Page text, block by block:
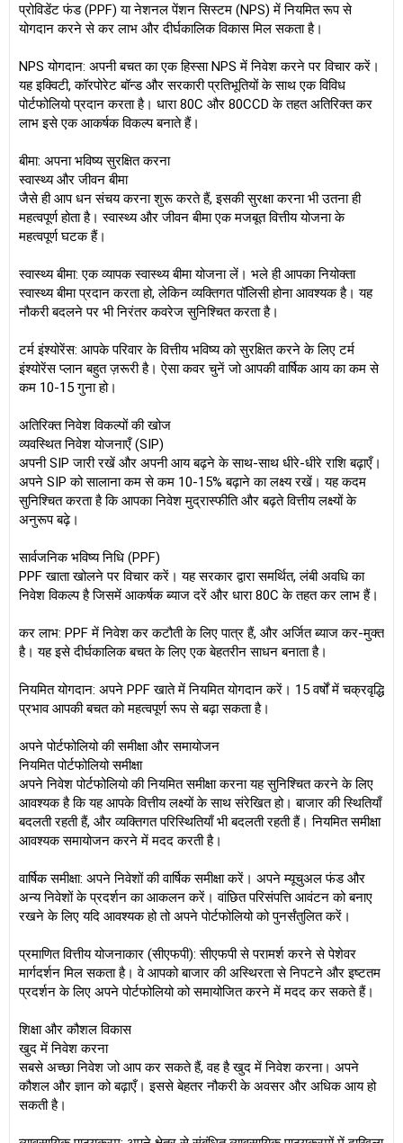
प्रोविडेंट फंड (PPF) या नेशनल पेंशन सिस्टम (NPS) में नियमित रूप से
योगदान करने से कर लाभ और दीर्घकालिक विकास मिल सकता है।
NPS योगदान: अपनी बचत का एक हिस्सा NPS में निवेश करने पर विचार करें।
यह इक्विटी, कॉरपोरेट बॉन्ड और सरकारी प्रतिभूतियों के साथ एक विविध
पोर्टफोलियो प्रदान करता है। धारा 80C और 80CCD के तहत अतिरिक्त कर
लाभ इसे एक आकर्षक विकल्प बनाते हैं।
बीमा: अपना भविष्य सुरक्षित करना
स्वास्थ्य और जीवन बीमा
जैसे ही आप धन संचय करना शुरू करते हैं, इसकी सुरक्षा करना भी उतना ही
महत्वपूर्ण होता है। स्वास्थ्य और जीवन बीमा एक मजबूत वित्तीय योजना के
महत्वपूर्ण घटक हैं।
स्वास्थ्य बीमा: एक व्यापक स्वास्थ्य बीमा योजना लें। भले ही आपका नियोक्ता
स्वास्थ्य बीमा प्रदान करता हो, लेकिन व्यक्तिगत पॉलिसी होना आवश्यक है। यह
नौकरी बदलने पर भी निरंतर कवरेज सुनिश्चित करता है।
टर्म इंश्योरेंस: आपके परिवार के वित्तीय भविष्य को सुरक्षित करने के लिए टर्म
इंश्योरेंस प्लान बहुत ज़रूरी है। ऐसा कवर चुनें जो आपकी वार्षिक आय का कम से
कम 10-15 गुना हो।
अतिरिक्त निवेश विकल्पों की खोज
व्यवस्थित निवेश योजनाएँ (SIP)
अपनी SIP जारी रखें और अपनी आय बढ़ने के साथ-साथ धीरे-धीरे राशि बढ़ाएँ।
अपने SIP को सालाना कम से कम 10-15% बढ़ाने का लक्ष्य रखें। यह कदम
सुनिश्चित करता है कि आपका निवेश मुद्रास्फीति और बढ़ते वित्तीय लक्ष्यों के
अनुरूप बढ़े।
सार्वजनिक भविष्य निधि (PPF)
PPF खाता खोलने पर विचार करें। यह सरकार द्वारा समर्थित, लंबी अवधि का
निवेश विकल्प है जिसमें आकर्षक ब्याज दरें और धारा 80C के तहत कर लाभ हैं।
कर लाभ: PPF में निवेश कर कटौती के लिए पात्र हैं, और अर्जित ब्याज कर-मुक्त
है। यह इसे दीर्घकालिक बचत के लिए एक बेहतरीन साधन बनाता है।
नियमित योगदान: अपने PPF खाते में नियमित योगदान करें। 15 वर्षों में चक्रवृद्धि
प्रभाव आपकी बचत को महत्वपूर्ण रूप से बढ़ा सकता है।
अपने पोर्टफोलियो की समीक्षा और समायोजन
नियमित पोर्टफोलियो समीक्षा
अपने निवेश पोर्टफोलियो की नियमित समीक्षा करना यह सुनिश्चित करने के लिए
आवश्यक है कि यह आपके वित्तीय लक्ष्यों के साथ संरेखित हो। बाजार की स्थितियाँ
बदलती रहती हैं, और व्यक्तिगत परिस्थितियाँ भी बदलती रहती हैं। नियमित समीक्षा
आवश्यक समायोजन करने में मदद करती है।
वार्षिक समीक्षा: अपने निवेशों की वार्षिक समीक्षा करें। अपने म्यूचुअल फंड और
अन्य निवेशों के प्रदर्शन का आकलन करें। वांछित परिसंपत्ति आवंटन को बनाए
रखने के लिए यदि आवश्यक हो तो अपने पोर्टफोलियो को पुनर्संतुलित करें।
प्रमाणित वित्तीय योजनाकार (सीएफपी): सीएफपी से परामर्श करने से पेशेवर
मार्गदर्शन मिल सकता है। वे आपको बाजार की अस्थिरता से निपटने और इष्टतम
प्रदर्शन के लिए अपने पोर्टफोलियो को समायोजित करने में मदद कर सकते हैं।
शिक्षा और कौशल विकास
खुद में निवेश करना
सबसे अच्छा निवेश जो आप कर सकते हैं, वह है खुद में निवेश करना। अपने
कौशल और ज्ञान को बढ़ाएँ। इससे बेहतर नौकरी के अवसर और अधिक आय हो
सकती है।